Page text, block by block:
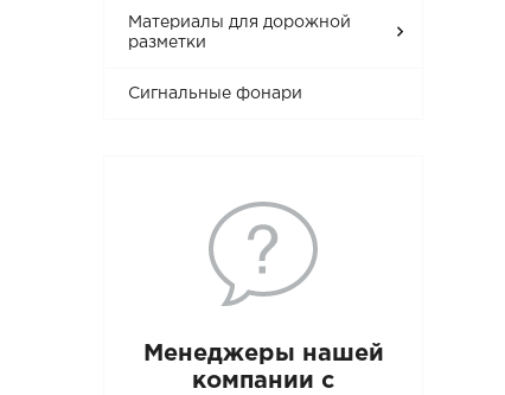
Материалы для дорожной
разметки
Сигнальные фонари
Менеджеры нашей
компании с